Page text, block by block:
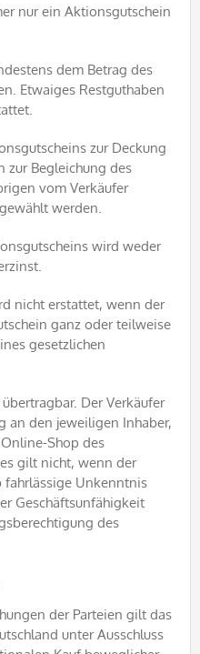
nur ein Aktionsgutschein
dem Betrag des
Etwaiges Restguthaben
zur Deckung
zur Begleichung des
vom Verkäufer
werden.
wird weder
nicht erstattet, wenn der
ganz oder teilweise
gesetzlichen
Der Verkäufer
an den jeweiligen Inhaber,
Shop des
gilt nicht, wenn der
fahrlässige Unkenntnis
Geschäftsunfähigkeit
des
der Parteien gilt das
unter Ausschluss